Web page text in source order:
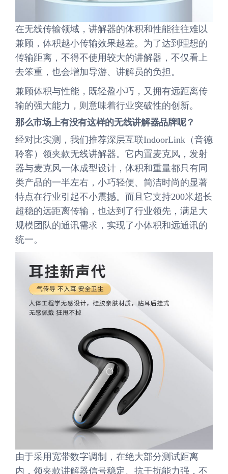
在无线传输领域，讲解器的体积和性能往往难以
兼顾，体积越小传输效果越差。为了达到理想的
传输距离，不得不使用较大的讲解器，不仅看上
去笨重，也会增加导游、讲解员的负担。
兼顾体积与性能，既轻盈小巧，又拥有远距离传
输的强大能力，则意味着行业突破性的创新。
那么市场上有没有这样的无线讲解器品牌呢？
经对比实测，我们推荐深层互联IndoorLink（音德
聆客）领夹款无线讲解器。它内置麦克风，发射
器与麦克风一体成型设计，体积和重量都只有同
类产品的一半左右，小巧轻便、简洁时尚的显著
特点在行业引起不小震撼。而且它支持200米超长
超稳的远距离传输，也达到了行业领先，满足大
规模团队的通讯需求，实现了小体积和远通讯的
统一。
由于采用宽带数字调制，在绝大部分测试距离
内，领夹款讲解器信号稳定、抗干扰能力强，不